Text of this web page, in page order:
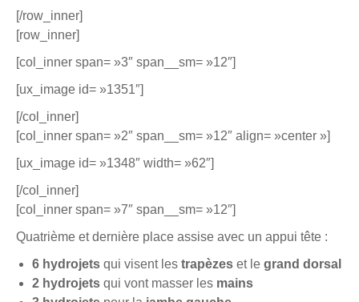
[/row_inner]
[row_inner]
[col_inner span= »3″ span__sm= »12″]
[ux_image id= »1351″]
[/col_inner]
[col_inner span= »2″ span__sm= »12″ align= »center »]
[ux_image id= »1348″ width= »62″]
[/col_inner]
[col_inner span= »7″ span__sm= »12″]
Quatrième et dernière place assise avec un appui tête :
6 hydrojets qui visent les trapèzes et le grand dorsal
2 hydrojets qui vont masser les mains